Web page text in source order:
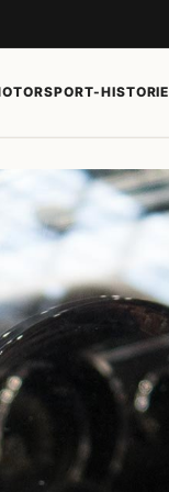
HISTORIE